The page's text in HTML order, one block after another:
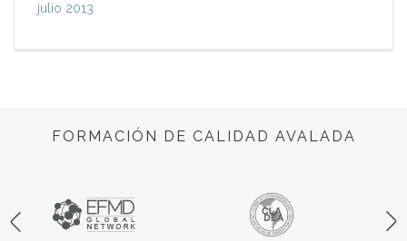
julio 2013
FORMACIÓN DE CALIDAD AVALADA